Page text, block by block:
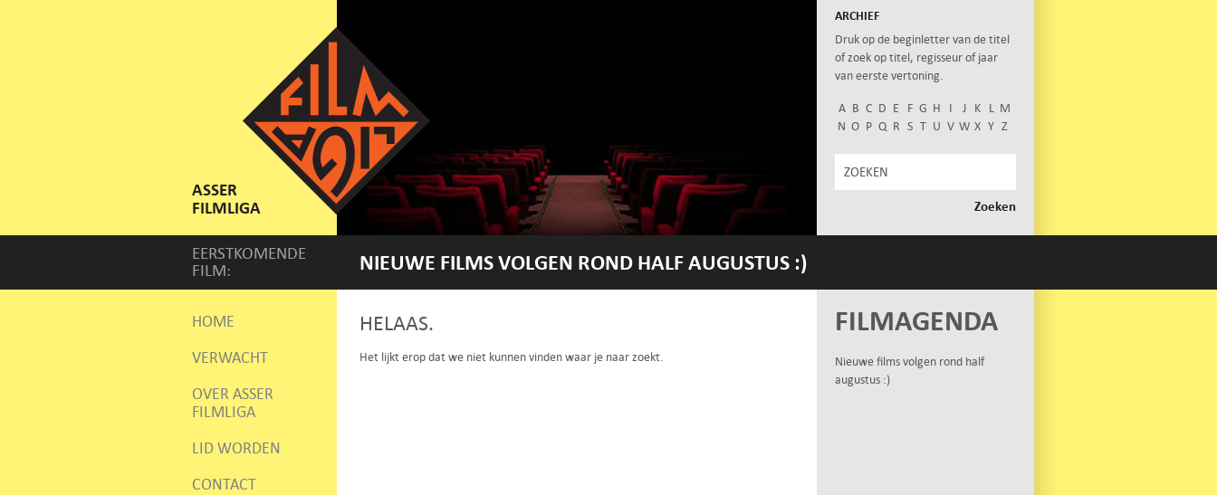
ASSER
FILMLIGA
ARCHIEF
Druk op de beginletter van de titel
of zoek op titel, regisseur of jaar
van eerste vertoning.
A B C D E F G H I J K L M
N O P Q R S T U V W X Y Z
EERSTKOMENDE
FILM:
NIEUWE FILMS VOLGEN ROND HALF AUGUSTUS :)
HOME
VERWACHT
OVER ASSER
FILMLIGA
LID WORDEN
CONTACT
HELAAS.
Het lijkt erop dat we niet kunnen vinden waar je naar zoekt.
FILMAGENDA
Nieuwe films volgen rond half
augustus :)